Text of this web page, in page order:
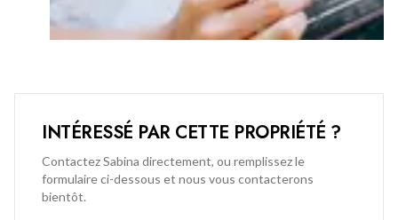
flexibility, and a premium working environment.
INTÉRESSÉ PAR CETTE PROPRIÉTÉ ?
Contactez Sabina directement, ou remplissez le
formulaire ci-dessous et nous vous contacterons
bientôt.